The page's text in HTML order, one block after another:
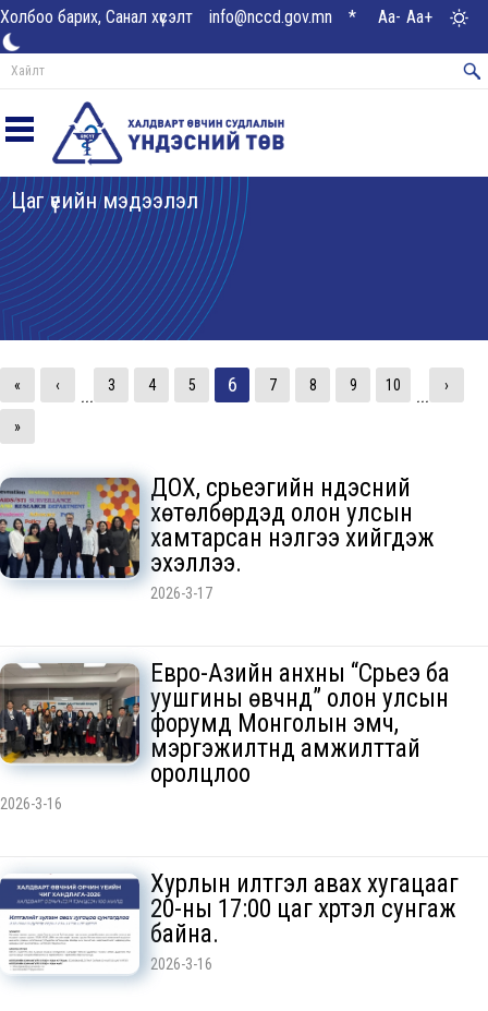
Холбоо барих, Санал хүсэлт info@nccd.gov.mn * Aa- Aa+
Цаг үеийн мэдээлэл
« ‹
...
3 4 5 6 7 8 9 10
...
›
»
ДОХ, сүрьеэгийн үндэсний
хөтөлбөрүүдэд олон улсын
хамтарсан үнэлгээ хийгдэж
эхэллээ.
2026-3-17
Евро-Азийн анхны “Сүрьеэ ба
уушгины өвчнүүд” олон улсын
форумд Монголын эмч,
мэргэжилтнүүд амжилттай
оролцлоо
2026-3-16
Хурлын илтгэл авах хугацааг
20-ны 17:00 цаг хүртэл сунгаж
байна.
2026-3-16